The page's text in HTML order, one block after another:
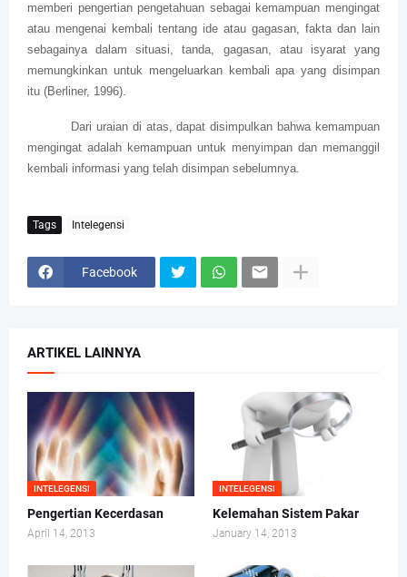
memberi pengertian pengetahuan sebagai kemampuan mengingat
atau mengenai kembali tentang ide atau gagasan, fakta dan lain
sebagainya dalam situasi, tanda, gagasan, atau isyarat yang
memungkinkan untuk mengeluarkan kembali apa yang disimpan
itu (Berliner, 1996).
Dari uraian di atas, dapat disimpulkan bahwa kemampuan
mengingat adalah kemampuan untuk menyimpan dan memanggil
kembali informasi yang telah disimpan sebelumnya.
Tags Intelegensi
Facebook
ARTIKEL LAINNYA
INTELEGENSI
Pengertian Kecerdasan
April 14, 2013
INTELEGENSI
Kelemahan Sistem Pakar
January 14, 2013